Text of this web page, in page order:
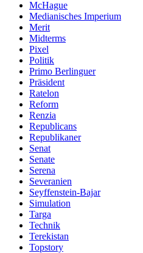
McHague
Medianisches Imperium
Merit
Midterms
Pixel
Politik
Primo Berlinguer
Präsident
Ratelon
Reform
Renzia
Republicans
Republikaner
Senat
Senate
Serena
Severanien
Seyffenstein-Bajar
Simulation
Targa
Technik
Terekistan
Topstory